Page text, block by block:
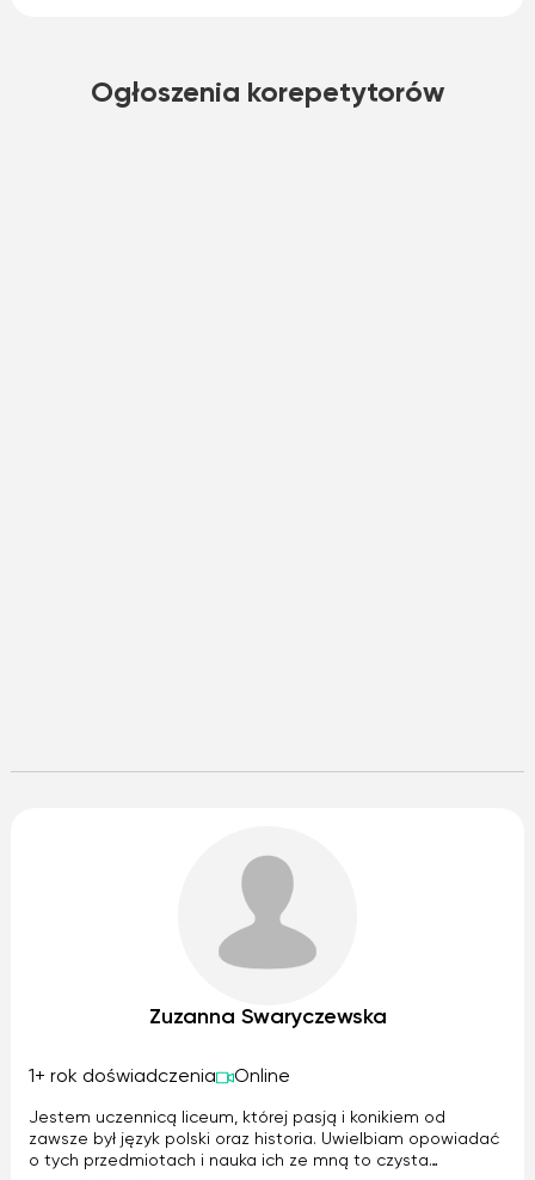
Ogłoszenia korepetytorów
Zuzanna Swaryczewska
1+ rok doświadczenia Online
Jestem uczennicą liceum, której pasją i konikiem od
zawsze był język polski oraz historia. Uwielbiam opowiadać
o tych przedmiotach i nauka ich ze mną to czysta